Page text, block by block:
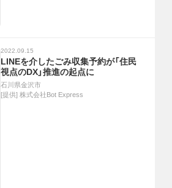
2022.09.15
LINEを介したごみ収集予約が「住民
視点のDX」推進の起点に
石川県金沢市
[提供] 株式会社Bot Express